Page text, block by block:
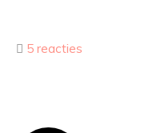
5 reacties